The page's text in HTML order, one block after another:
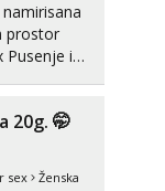
prostor
20g. 🤭
sex
Ženska